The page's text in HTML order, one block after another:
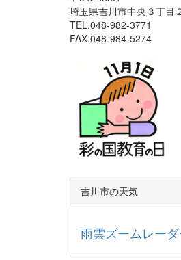
埼玉県吉川市中央３丁目
TEL.048-982-3771
FAX.048-984-5274
吉川市の天気
雨雲ズームレー